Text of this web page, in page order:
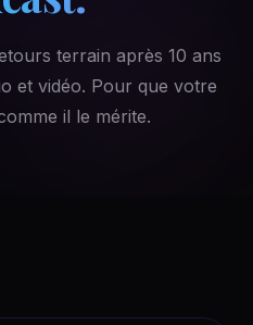
terrain après 10 ans
et vidéo. Pour que votre
il le mérite.